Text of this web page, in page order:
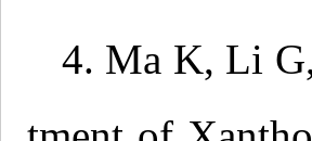
4. Ma K, Li